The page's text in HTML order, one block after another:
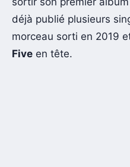
déjà publié plusieurs
morceau sorti en 2019
Five en tête.